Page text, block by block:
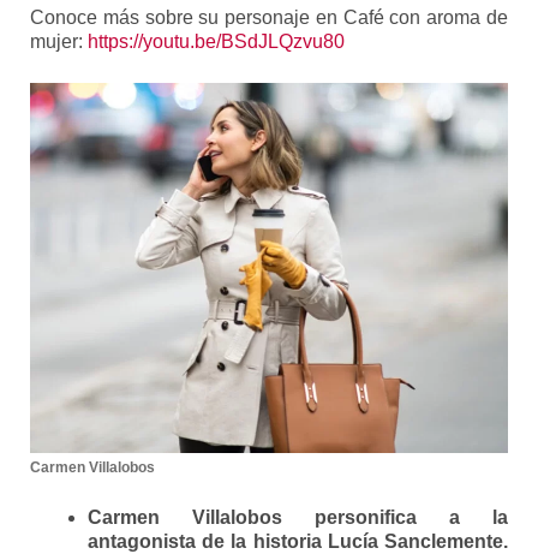
Conoce más sobre su personaje en Café con aroma de
mujer: https://youtu.be/BSdJLQzvu80
Carmen Villalobos
Carmen Villalobos personifica a la
antagonista de la historia Lucía Sanclemente.